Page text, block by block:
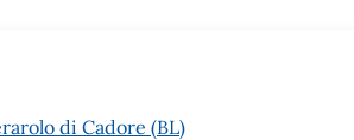
di Cadore (BL)